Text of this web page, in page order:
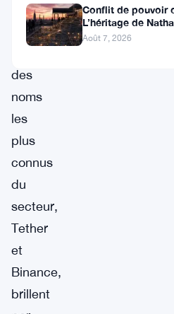
Europe.
Toutefois,
des
noms
les
plus
connus
du
secteur,
Tether
et
Binance,
brillent
Conflit de pouvoir
L’héritage de
Ian De Bode le 24
Août 7, 2026